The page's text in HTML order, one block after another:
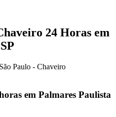
24 Horas em
em Palmares Paulista